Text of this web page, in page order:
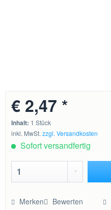
€ 2,47 *
Inhalt: 1 Stück
inkl. MwSt.zzgl. Versandkosten
Sofort versandfertig
Merken Bewerten